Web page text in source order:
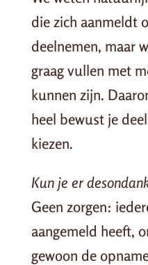
die zich aanmeldt
deelnemen, maar
graag vullen met
kunnen zijn.
heel bewust je
kiezen.
Kun je er
Geen zorgen:
aangemeld heeft,
gewoon de